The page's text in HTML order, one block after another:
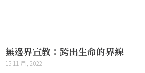
無邊界宣教：跨出生命的界線
15 11 月, 2022